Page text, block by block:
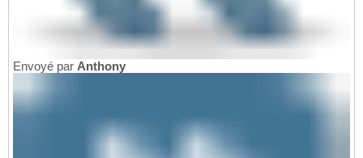
Envoyé par Anthony